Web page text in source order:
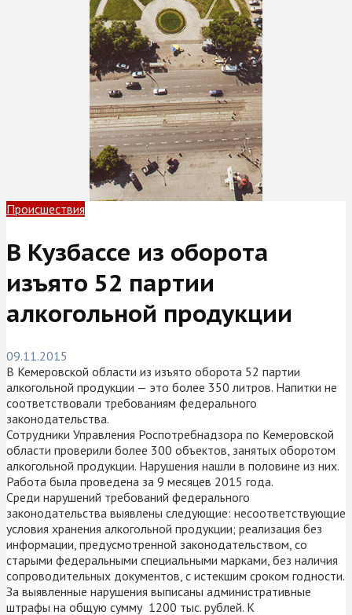
Происшествия
В Кузбассе из оборота
изъято 52 партии
алкогольной продукции
09.11.2015
В Кемеровской области из изъято оборота 52 партии
алкогольной продукции — это более 350 литров. Напитки не
соответствовали требованиям федерального
законодательства.
Сотрудники Управления Роспотребнадзора по Кемеровской
области проверили более 300 объектов, занятых оборотом
алкогольной продукции. Нарушения нашли в половине из них.
Работа была проведена за 9 месяцев 2015 года.
Среди нарушений требований федерального
законодательства выявлены следующие: несоответствующие
условия хранения алкогольной продукции; реализация без
информации, предусмотренной законодательством, со
старыми федеральными специальными марками, без наличия
сопроводительных документов, с истекшим сроком годности.
За выявленные нарушения выписаны административные
штрафы на общую сумму 1200 тыс. рублей. К